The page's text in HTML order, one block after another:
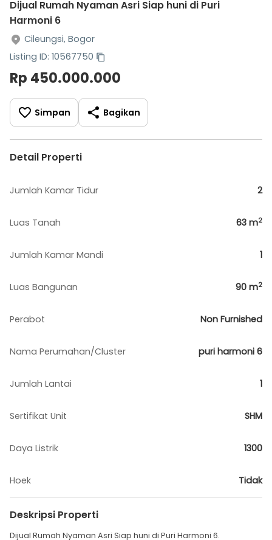
Dijual Rumah Nyaman Asri Siap huni di Puri
Harmoni 6
Cileungsi, Bogor
Listing ID: 10567750
Rp 450.000.000
Simpan Bagikan
Detail Properti
Jumlah Kamar Tidur 2
Luas Tanah 63 m2
Jumlah Kamar Mandi 1
Luas Bangunan 90 m2
Perabot Non Furnished
Nama Perumahan/Cluster puri harmoni 6
Jumlah Lantai 1
Sertifikat Unit SHM
Daya Listrik 1300
Hoek Tidak
Deskripsi Properti
Dijual Rumah Nyaman Asri Siap huni di Puri Harmoni 6.